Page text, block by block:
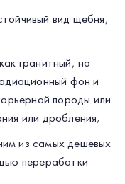
вид щебня,
гранитный, но
фон и
породы или
или дробления;
из самых дешевых
переработки